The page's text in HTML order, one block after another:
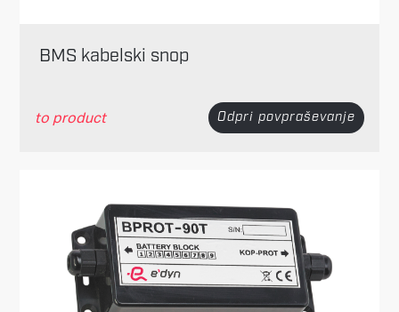
BMS kabelski snop
to product Odpri povpraševanje